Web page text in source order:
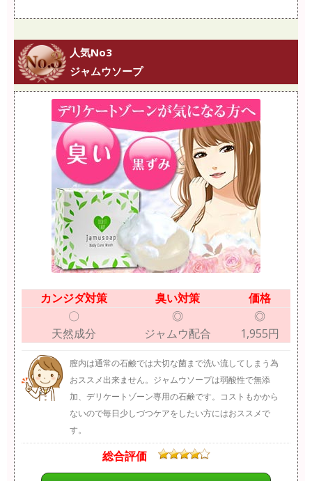
人気No3
ジャムウソープ
カンジダ対策 臭い対策
価格
〇
天然成分
◎
ジャムウ配合
◎
1,955円
膣内は通常の石鹸では大切な菌まで洗い流してしまう為
おススメ出来ません。ジャムウソープは弱酸性で無添
加、デリケートゾーン専用の石鹸です。コストもかから
ないので毎日少しづつケアをしたい方にはおススメで
す。
総合評価